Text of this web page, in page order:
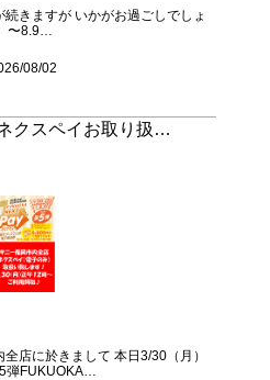
きますが いかがお過ごしでしょ
〜8.9…
08/02
クスペイお取り扱…
店に於きまして 本日3/30（月）
弾FUKUOKA…